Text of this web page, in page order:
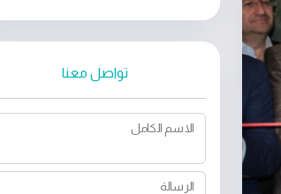
تواصل معنا
الاسم الكامل
الرسالة